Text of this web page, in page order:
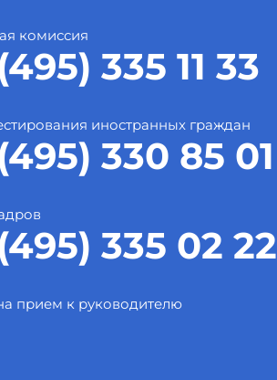
комиссия
335 11 33
иностранных граждан
330 85 01
335 02 22
прием к руководителю